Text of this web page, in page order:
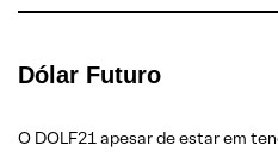
Dólar Futuro
O DOLF21 apesar de estar em